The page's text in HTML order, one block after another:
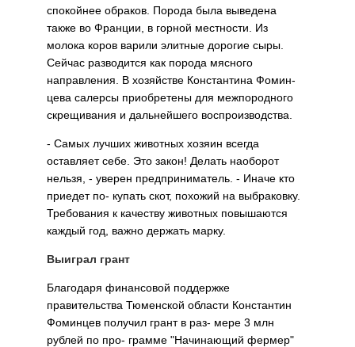
спокойнее обраков. Порода была выведена
также во Франции, в горной местности. Из
молока коров варили элитные дорогие сыры.
Сейчас разводится как порода мясного
направления. В хозяйстве Константина Фомин-
цева салерсы приобретены для межпородного
скрещивания и дальнейшего воспроизводства.
- Самых лучших животных хозяин всегда
оставляет себе. Это закон! Делать наоборот
нельзя, - уверен предприниматель. - Иначе кто
приедет по- купать скот, похожий на выбраковку.
Требования к качеству животных повышаются
каждый год, важно держать марку.
Выиграл грант
Благодаря финансовой поддержке
правительства Тюменской области Константин
Фоминцев получил грант в раз- мере 3 млн
рублей по про- грамме "Начинающий фермер"